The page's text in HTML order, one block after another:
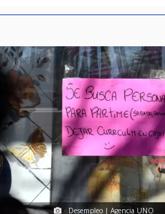
Desempleo | Agencia UNO